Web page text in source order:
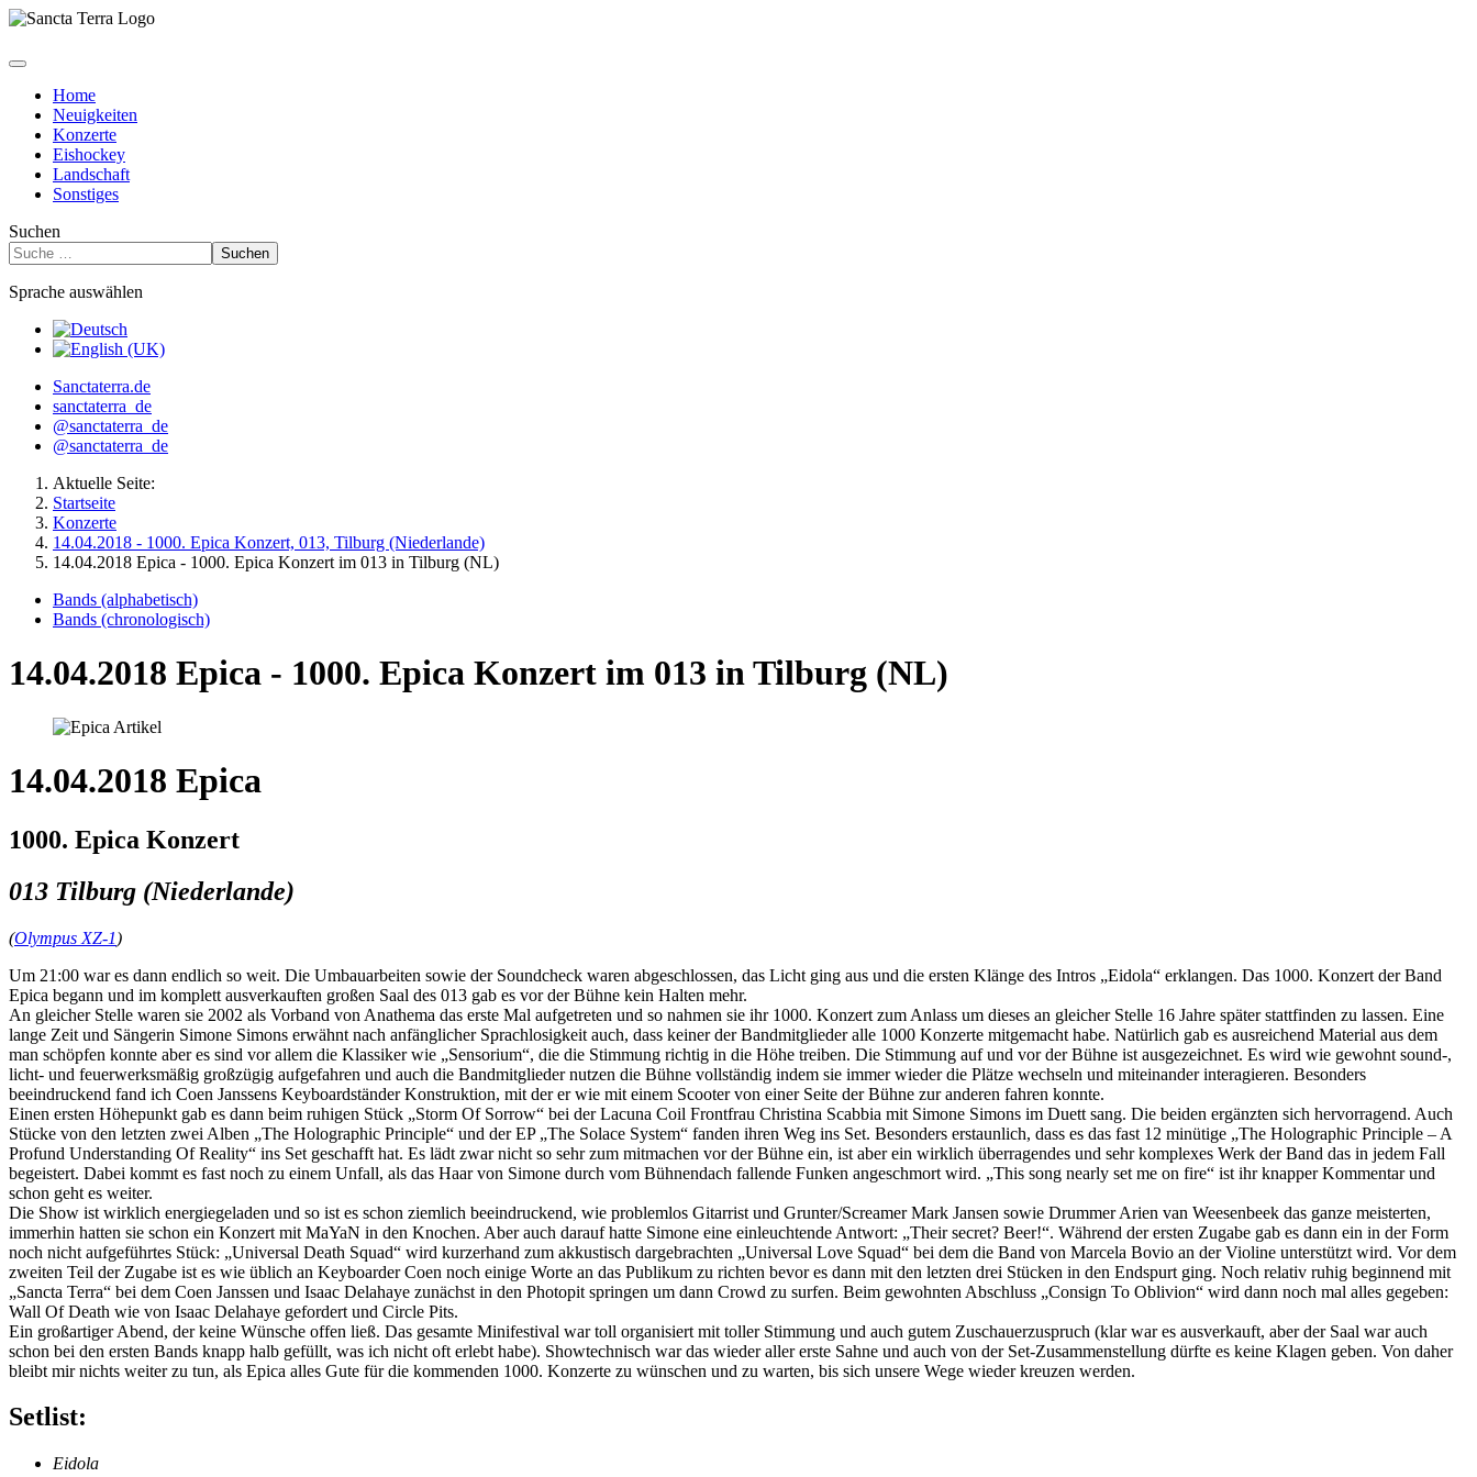
Home
Neuigkeiten
Konzerte
Eishockey
Landschaft
Sonstiges
Suchen
Suchen
Sprache auswählen
Sanctaterra.de
sanctaterra_de
@sanctaterra_de
@sanctaterra_de
Aktuelle Seite:
Startseite
Konzerte
14.04.2018 - 1000. Epica Konzert, 013, Tilburg (Niederlande)
14.04.2018 Epica - 1000. Epica Konzert im 013 in Tilburg (NL)
Bands (alphabetisch)
Bands (chronologisch)
14.04.2018 Epica - 1000. Epica Konzert im 013 in Tilburg (NL)
14.04.2018 Epica
1000. Epica Konzert
013 Tilburg (Niederlande)
(Olympus XZ-1)
Um 21:00 war es dann endlich so weit. Die Umbauarbeiten sowie der Soundcheck waren abgeschlossen, das Licht ging aus und die ersten Klänge des Intros „Eidola“ erklangen. Das 1000. Konzert der Band
Epica begann und im komplett ausverkauften großen Saal des 013 gab es vor der Bühne kein Halten mehr.
An gleicher Stelle waren sie 2002 als Vorband von Anathema das erste Mal aufgetreten und so nahmen sie ihr 1000. Konzert zum Anlass um dieses an gleicher Stelle 16 Jahre später stattfinden zu lassen. Eine
lange Zeit und Sängerin Simone Simons erwähnt nach anfänglicher Sprachlosigkeit auch, dass keiner der Bandmitglieder alle 1000 Konzerte mitgemacht habe. Natürlich gab es ausreichend Material aus dem
man schöpfen konnte aber es sind vor allem die Klassiker wie „Sensorium“, die die Stimmung richtig in die Höhe treiben. Die Stimmung auf und vor der Bühne ist ausgezeichnet. Es wird wie gewohnt sound-,
licht- und feuerwerksmäßig großzügig aufgefahren und auch die Bandmitglieder nutzen die Bühne vollständig indem sie immer wieder die Plätze wechseln und miteinander interagieren. Besonders
beeindruckend fand ich Coen Janssens Keyboardständer Konstruktion, mit der er wie mit einem Scooter von einer Seite der Bühne zur anderen fahren konnte.
Einen ersten Höhepunkt gab es dann beim ruhigen Stück „Storm Of Sorrow“ bei der Lacuna Coil Frontfrau Christina Scabbia mit Simone Simons im Duett sang. Die beiden ergänzten sich hervorragend. Auch
Stücke von den letzten zwei Alben „The Holographic Principle“ und der EP „The Solace System“ fanden ihren Weg ins Set. Besonders erstaunlich, dass es das fast 12 minütige „The Holographic Principle – A
Profund Understanding Of Reality“ ins Set geschafft hat. Es lädt zwar nicht so sehr zum mitmachen vor der Bühne ein, ist aber ein wirklich überragendes und sehr komplexes Werk der Band das in jedem Fall
begeistert. Dabei kommt es fast noch zu einem Unfall, als das Haar von Simone durch vom Bühnendach fallende Funken angeschmort wird. „This song nearly set me on fire“ ist ihr knapper Kommentar und
schon geht es weiter.
Die Show ist wirklich energiegeladen und so ist es schon ziemlich beeindruckend, wie problemlos Gitarrist und Grunter/Screamer Mark Jansen sowie Drummer Arien van Weesenbeek das ganze meisterten,
immerhin hatten sie schon ein Konzert mit MaYaN in den Knochen. Aber auch darauf hatte Simone eine einleuchtende Antwort: „Their secret? Beer!“. Während der ersten Zugabe gab es dann ein in der Form
noch nicht aufgeführtes Stück: „Universal Death Squad“ wird kurzerhand zum akkustisch dargebrachten „Universal Love Squad“ bei dem die Band von Marcela Bovio an der Violine unterstützt wird. Vor dem
zweiten Teil der Zugabe ist es wie üblich an Keyboarder Coen noch einige Worte an das Publikum zu richten bevor es dann mit den letzten drei Stücken in den Endspurt ging. Noch relativ ruhig beginnend mit
„Sancta Terra“ bei dem Coen Janssen und Isaac Delahaye zunächst in den Photopit springen um dann Crowd zu surfen. Beim gewohnten Abschluss „Consign To Oblivion“ wird dann noch mal alles gegeben:
Wall Of Death wie von Isaac Delahaye gefordert und Circle Pits.
Ein großartiger Abend, der keine Wünsche offen ließ. Das gesamte Minifestival war toll organisiert mit toller Stimmung und auch gutem Zuschauerzuspruch (klar war es ausverkauft, aber der Saal war auch
schon bei den ersten Bands knapp halb gefüllt, was ich nicht oft erlebt habe). Showtechnisch war das wieder aller erste Sahne und auch von der Set-Zusammenstellung dürfte es keine Klagen geben. Von daher
bleibt mir nichts weiter zu tun, als Epica alles Gute für die kommenden 1000. Konzerte zu wünschen und zu warten, bis sich unsere Wege wieder kreuzen werden.
Setlist:
Eidola